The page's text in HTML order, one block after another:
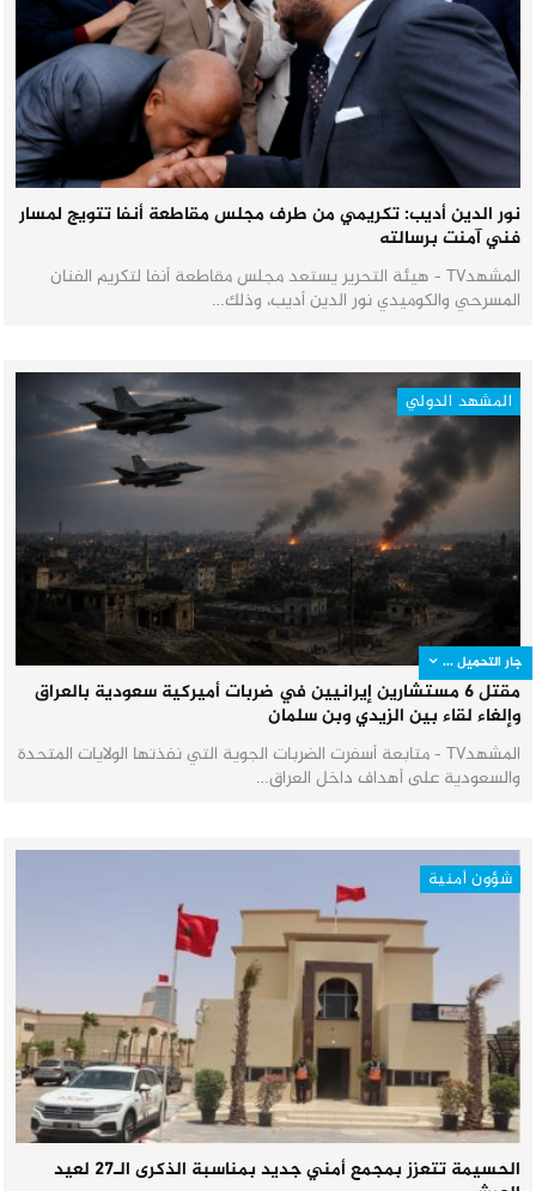
نور الدين أديب: تكريمي من طرف مجلس مقاطعة أنفا تتويج لمسار
فني آمنت برسالته
المشهدTV - هيئة التحرير يستعد مجلس مقاطعة أنفا لتكريم الفنان
المسرحي والكوميدي نور الدين أديب، وذلك…
المشهد الدولي
مقتل 6 مستشارين إيرانيين في ضربات أميركية سعودية بالعراق
وإلغاء لقاء بين الزيدي وبن سلمان
المشهدTV - متابعة أسفرت الضربات الجوية التي نفذتها الولايات المتحدة
والسعودية على أهداف داخل العراق…
شؤون أمنية
الحسيمة تتعزز بمجمع أمني جديد بمناسبة الذكرى الـ27 لعيد
جار التحميل ...